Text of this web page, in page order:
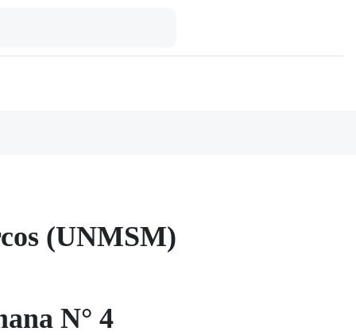
(UNMSM)
N° 4